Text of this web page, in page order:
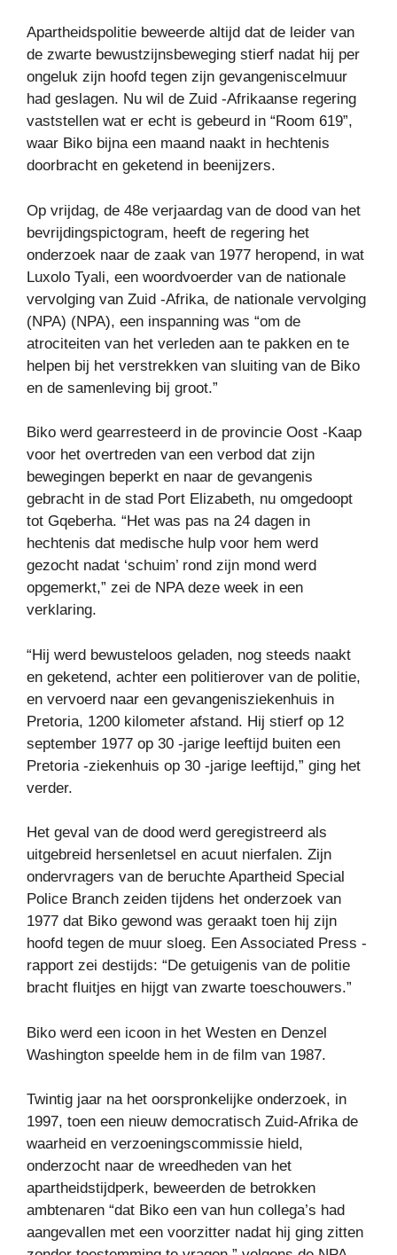
Apartheidspolitie beweerde altijd dat de leider van
de zwarte bewustzijnsbeweging stierf nadat hij per
ongeluk zijn hoofd tegen zijn gevangeniscelmuur
had geslagen. Nu wil de Zuid -Afrikaanse regering
vaststellen wat er echt is gebeurd in “Room 619”,
waar Biko bijna een maand naakt in hechtenis
doorbracht en geketend in beenijzers.
Op vrijdag, de 48e verjaardag van de dood van het
bevrijdingspictogram, heeft de regering het
onderzoek naar de zaak van 1977 heropend, in wat
Luxolo Tyali, een woordvoerder van de nationale
vervolging van Zuid -Afrika, de nationale vervolging
(NPA) (NPA), een inspanning was “om de
atrociteiten van het verleden aan te pakken en te
helpen bij het verstrekken van sluiting van de Biko
en de samenleving bij groot.”
Biko werd gearresteerd in de provincie Oost -Kaap
voor het overtreden van een verbod dat zijn
bewegingen beperkt en naar de gevangenis
gebracht in de stad Port Elizabeth, nu omgedoopt
tot Gqeberha. “Het was pas na 24 dagen in
hechtenis dat medische hulp voor hem werd
gezocht nadat ‘schuim’ rond zijn mond werd
opgemerkt,” zei de NPA deze week in een
verklaring.
“Hij werd bewusteloos geladen, nog steeds naakt
en geketend, achter een politierover van de politie,
en vervoerd naar een gevangenisziekenhuis in
Pretoria, 1200 kilometer afstand. Hij stierf op 12
september 1977 op 30 -jarige leeftijd buiten een
Pretoria -ziekenhuis op 30 -jarige leeftijd,” ging het
verder.
Het geval van de dood werd geregistreerd als
uitgebreid hersenletsel en acuut nierfalen. Zijn
ondervragers van de beruchte Apartheid Special
Police Branch zeiden tijdens het onderzoek van
1977 dat Biko gewond was geraakt toen hij zijn
hoofd tegen de muur sloeg. Een Associated Press -
rapport zei destijds: “De getuigenis van de politie
bracht fluitjes en hijgt van zwarte toeschouwers.”
Biko werd een icoon in het Westen en Denzel
Washington speelde hem in de film van 1987.
Twintig jaar na het oorspronkelijke onderzoek, in
1997, toen een nieuw democratisch Zuid-Afrika de
waarheid en verzoeningscommissie hield,
onderzocht naar de wreedheden van het
apartheidstijdperk, beweerden de betrokken
ambtenaren “dat Biko een van hun collega’s had
aangevallen met een voorzitter nadat hij ging zitten